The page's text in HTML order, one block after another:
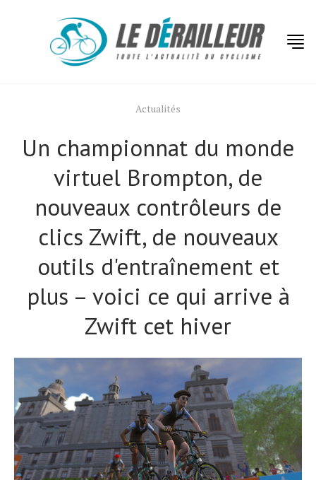
Actualités
Un championnat du monde
virtuel Brompton, de
nouveaux contrôleurs de
clics Zwift, de nouveaux
outils d'entraînement et
plus – voici ce qui arrive à
Zwift cet hiver